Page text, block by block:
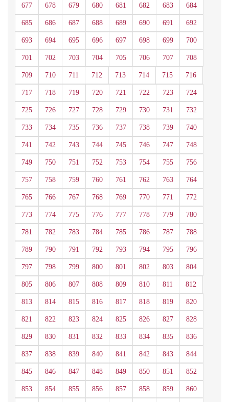
677 678 679 680 681 682 683 684
685 686 687 688 689 690 691 692
693 694 695 696 697 698 699 700
701 702 703 704 705 706 707 708
709 710 711 712 713 714 715 716
717 718 719 720 721 722 723 724
725 726 727 728 729 730 731 732
733 734 735 736 737 738 739 740
741 742 743 744 745 746 747 748
749 750 751 752 753 754 755 756
757 758 759 760 761 762 763 764
765 766 767 768 769 770 771 772
773 774 775 776 777 778 779 780
781 782 783 784 785 786 787 788
789 790 791 792 793 794 795 796
797 798 799 800 801 802 803 804
805 806 807 808 809 810 811 812
813 814 815 816 817 818 819 820
821 822 823 824 825 826 827 828
829 830 831 832 833 834 835 836
837 838 839 840 841 842 843 844
845 846 847 848 849 850 851 852
853 854 855 856 857 858 859 860